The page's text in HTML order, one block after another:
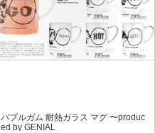
バブルガム 耐熱ガラス マグ 〜produc
ed by GENIAL